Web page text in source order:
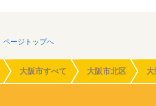
ページトップへ
大阪市すべて 大阪市北区